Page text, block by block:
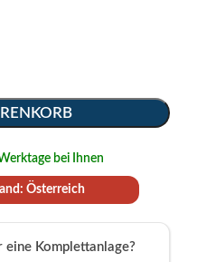
bei Ihnen
Österreich
eine Komplettanlage?